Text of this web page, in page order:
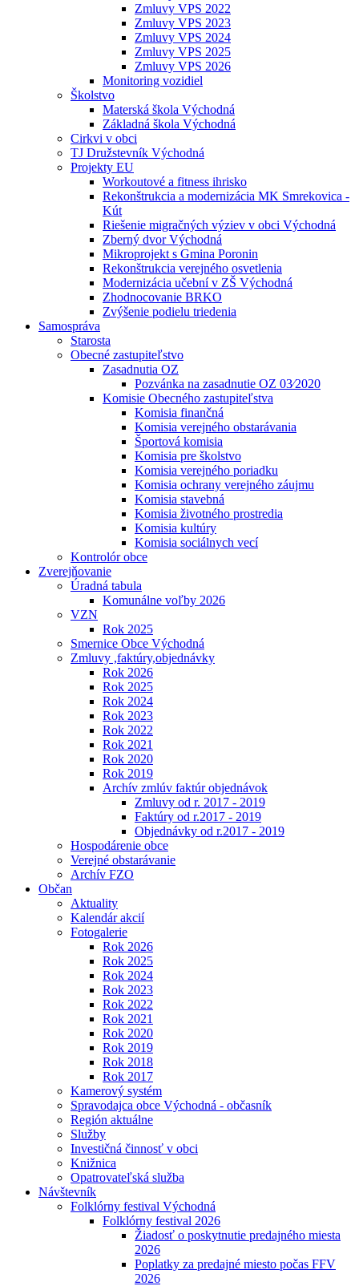
Zmluvy VPS 2022
Zmluvy VPS 2023
Zmluvy VPS 2024
Zmluvy VPS 2025
Zmluvy VPS 2026
Monitoring vozidiel
Školstvo
Materská škola Východná
Základná škola Východná
Cirkvi v obci
TJ Družstevník Východná
Projekty EU
Workoutové a fitness ihrisko
Rekonštrukcia a modernizácia MK Smrekovica -
Kút
Riešenie migračných výziev v obci Východná
Zberný dvor Východná
Mikroprojekt s Gmina Poronin
Rekonštrukcia verejného osvetlenia
Modernizácia učební v ZŠ Východná
Zhodnocovanie BRKO
Zvýšenie podielu triedenia
Samospráva
Starosta
Obecné zastupiteľstvo
Zasadnutia OZ
Pozvánka na zasadnutie OZ 03⁄2020
Komisie Obecného zastupiteľstva
Komisia finančná
Komisia verejného obstarávania
Športová komisia
Komisia pre školstvo
Komisia verejného poriadku
Komisia ochrany verejného záujmu
Komisia stavebná
Komisia životného prostredia
Komisia kultúry
Komisia sociálnych vecí
Kontrolór obce
Zverejňovanie
Úradná tabula
Komunálne voľby 2026
VZN
Rok 2025
Smernice Obce Východná
Zmluvy ,faktúry,objednávky
Rok 2026
Rok 2025
Rok 2024
Rok 2023
Rok 2022
Rok 2021
Rok 2020
Rok 2019
Archív zmlúv faktúr objednávok
Zmluvy od r. 2017 - 2019
Faktúry od r.2017 - 2019
Objednávky od r.2017 - 2019
Hospodárenie obce
Verejné obstarávanie
Archív FZO
Občan
Aktuality
Kalendár akcií
Fotogalerie
Rok 2026
Rok 2025
Rok 2024
Rok 2023
Rok 2022
Rok 2021
Rok 2020
Rok 2019
Rok 2018
Rok 2017
Kamerový systém
Spravodajca obce Východná - občasník
Región aktuálne
Služby
Investičná činnosť v obci
Knižnica
Opatrovateľská služba
Návštevník
Folklórny festival Východná
Folklórny festival 2026
Žiadosť o poskytnutie predajného miesta
2026
Poplatky za predajné miesto počas FFV
2026